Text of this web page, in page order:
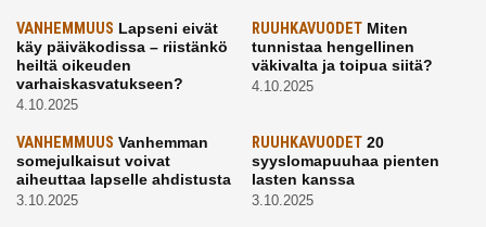
VANHEMMUUS Lapseni eivät
käy päiväkodissa – riistänkö
heiltä oikeuden
varhaiskasvatukseen?
4.10.2025
RUUHKAVUODETMiten
tunnistaa hengellinen
väkivalta ja toipua siitä?
4.10.2025
VANHEMMUUS Vanhemman
somejulkaisut voivat
aiheuttaa lapselle ahdistusta
3.10.2025
RUUHKAVUODET20
syyslomapuuhaa pienten
lasten kanssa
3.10.2025